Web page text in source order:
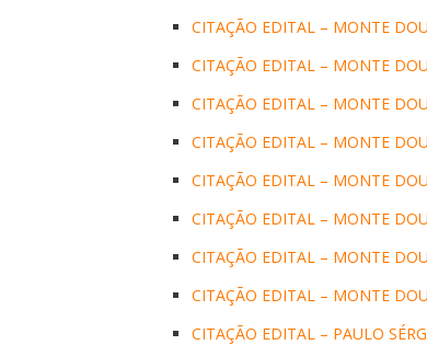
CITAÇÃO EDITAL – MONTE
CITAÇÃO EDITAL – MONTE
CITAÇÃO EDITAL – MONTE
CITAÇÃO EDITAL – MONTE
CITAÇÃO EDITAL – MONTE
CITAÇÃO EDITAL – MONTE
CITAÇÃO EDITAL – MONTE
CITAÇÃO EDITAL – MONTE
CITAÇÃO EDITAL – PAULO